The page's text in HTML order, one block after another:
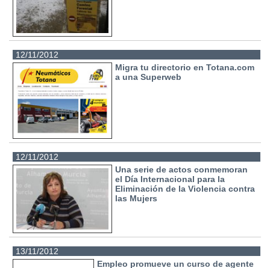
12/11/2012
Migra tu directorio en Totana.com
a una Superweb
12/11/2012
Una serie de actos conmemoran
el Día Internacional para la
Eliminación de la Violencia contra
las Mujers
13/11/2012
Empleo promueve un curso de agente